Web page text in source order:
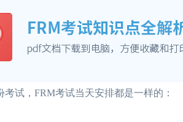
，FRM考试当天安排都是一样的：